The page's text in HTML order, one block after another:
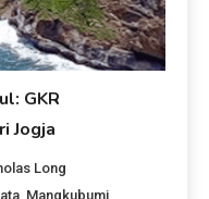
GKR
Jogja
Long
Mangkubumi